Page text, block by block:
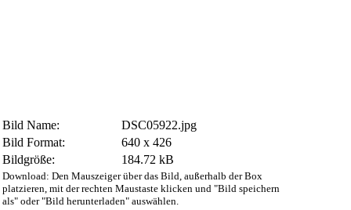
Bild Name:
DSC05922.jpg
Bild Format:
640 x 426
Bildgröße:
184.72 kB
Download: Den Mauszeiger über das Bild, außerhalb der Box
platzieren, mit der rechten Maustaste klicken und "Bild speichern
als" oder "Bild herunterladen" auswählen.